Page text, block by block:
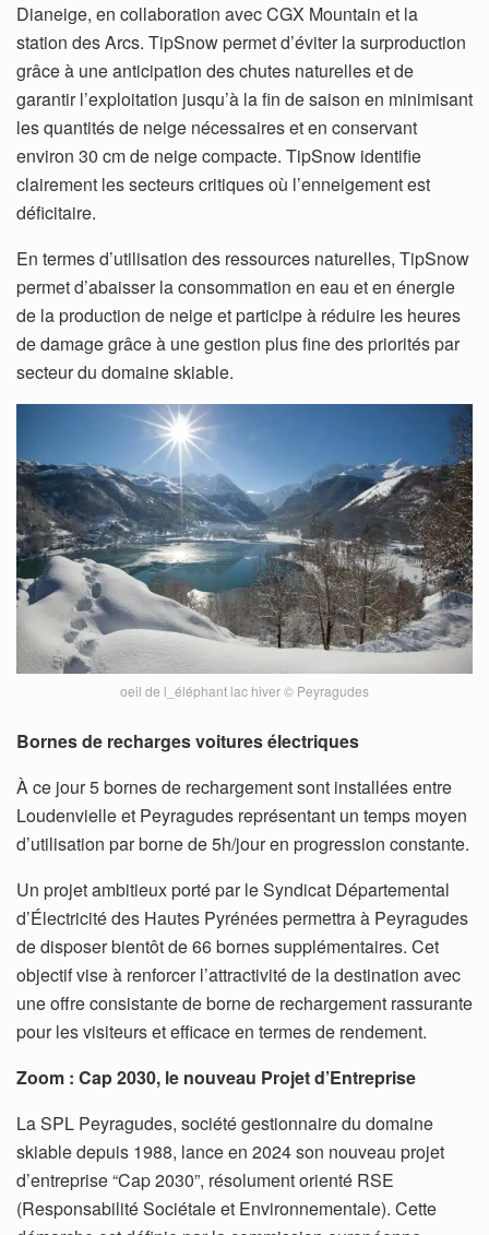
Dianeige, en collaboration avec CGX Mountain et la
station des Arcs. TipSnow permet d’éviter la surproduction
grâce à une anticipation des chutes naturelles et de
garantir l’exploitation jusqu’à la fin de saison en minimisant
les quantités de neige nécessaires et en conservant
environ 30 cm de neige compacte. TipSnow identifie
clairement les secteurs critiques où l’enneigement est
déficitaire.
En termes d’utilisation des ressources naturelles, TipSnow
permet d’abaisser la consommation en eau et en énergie
de la production de neige et participe à réduire les heures
de damage grâce à une gestion plus fine des priorités par
secteur du domaine skiable.
oeil de l_éléphant lac hiver © Peyragudes
Bornes de recharges voitures électriques
À ce jour 5 bornes de rechargement sont installées entre
Loudenvielle et Peyragudes représentant un temps moyen
d’utilisation par borne de 5h/jour en progression constante.
Un projet ambitieux porté par le Syndicat Départemental
d’Électricité des Hautes Pyrénées permettra à Peyragudes
de disposer bientôt de 66 bornes supplémentaires. Cet
objectif vise à renforcer l’attractivité de la destination avec
une offre consistante de borne de rechargement rassurante
pour les visiteurs et efficace en termes de rendement.
Zoom : Cap 2030, le nouveau Projet d’Entreprise
La SPL Peyragudes, société gestionnaire du domaine
skiable depuis 1988, lance en 2024 son nouveau projet
d’entreprise “Cap 2030”, résolument orienté RSE
(Responsabilité Sociétale et Environnementale). Cette